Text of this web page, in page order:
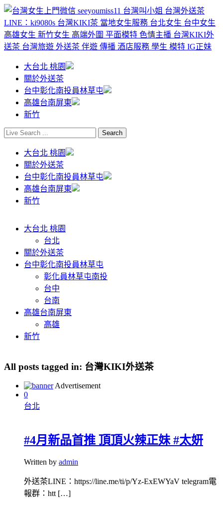
大台北 桃園
關於外送茶
台中彰化南投員林草屯
高雄台南屏東
新竹
大台北 桃園
關於外送茶
台中彰化南投員林草屯
高雄台南屏東
新竹
大台北 桃園
台北
關於外送茶
台中彰化南投員林草屯
彰化員林草屯南投
台中
台南
高雄台南屏東
高雄
新竹
All posts tagged in: 台灣KIKI外送茶
Advertisement
0
台北
#4月新品首推 頂頂火辣正妹 #太妍
Written by admin
外送茶LINE：https://line.me/ti/p/Yz-ExEWYaV telegram電
報群：htt […]